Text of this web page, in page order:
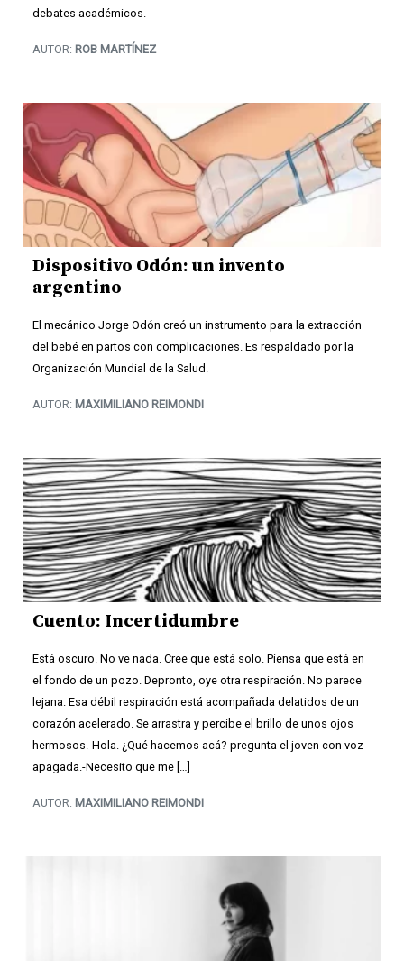
debates académicos.
AUTOR: ROB MARTÍNEZ
Dispositivo Odón: un invento
argentino
El mecánico Jorge Odón creó un instrumento para la extracción
del bebé en partos con complicaciones. Es respaldado por la
Organización Mundial de la Salud.
AUTOR: MAXIMILIANO REIMONDI
Cuento: Incertidumbre
Está oscuro. No ve nada. Cree que está solo. Piensa que está en
el fondo de un pozo. Depronto, oye otra respiración. No parece
lejana. Esa débil respiración está acompañada delatidos de un
corazón acelerado. Se arrastra y percibe el brillo de unos ojos
hermosos.-Hola. ¿Qué hacemos acá?-pregunta el joven con voz
apagada.-Necesito que me […]
AUTOR: MAXIMILIANO REIMONDI